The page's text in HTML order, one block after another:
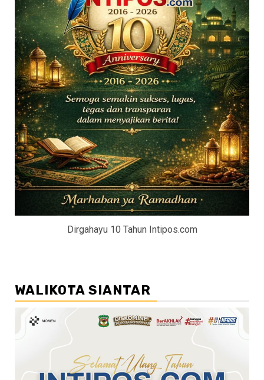
Dirgahayu 10 Tahun Intipos.com
WALIKOTA SIANTAR